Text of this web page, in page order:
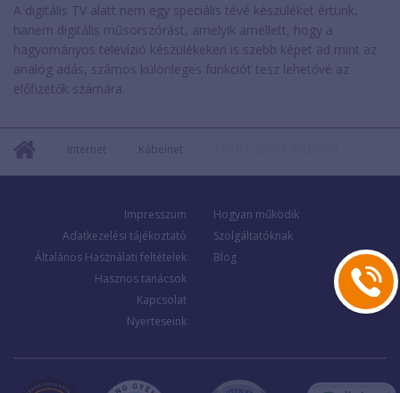
A digitális TV alatt nem egy speciális tévé készüléket értünk,
hanem digitális műsorszórást, amelyik amellett, hogy a
hagyományos televízió készülékeken is szebb képet ad mint az
analóg adás, számos különleges funkciót tesz lehetővé az
előfizetők számára.
Internet Kábelnet
Impresszum
Adatkezelési tájékoztató
Általános Használati feltételek
Hasznos tanácsok
Kapcsolat
Nyerteseink
Hogyan működik
Szolgáltatóknak
Blog